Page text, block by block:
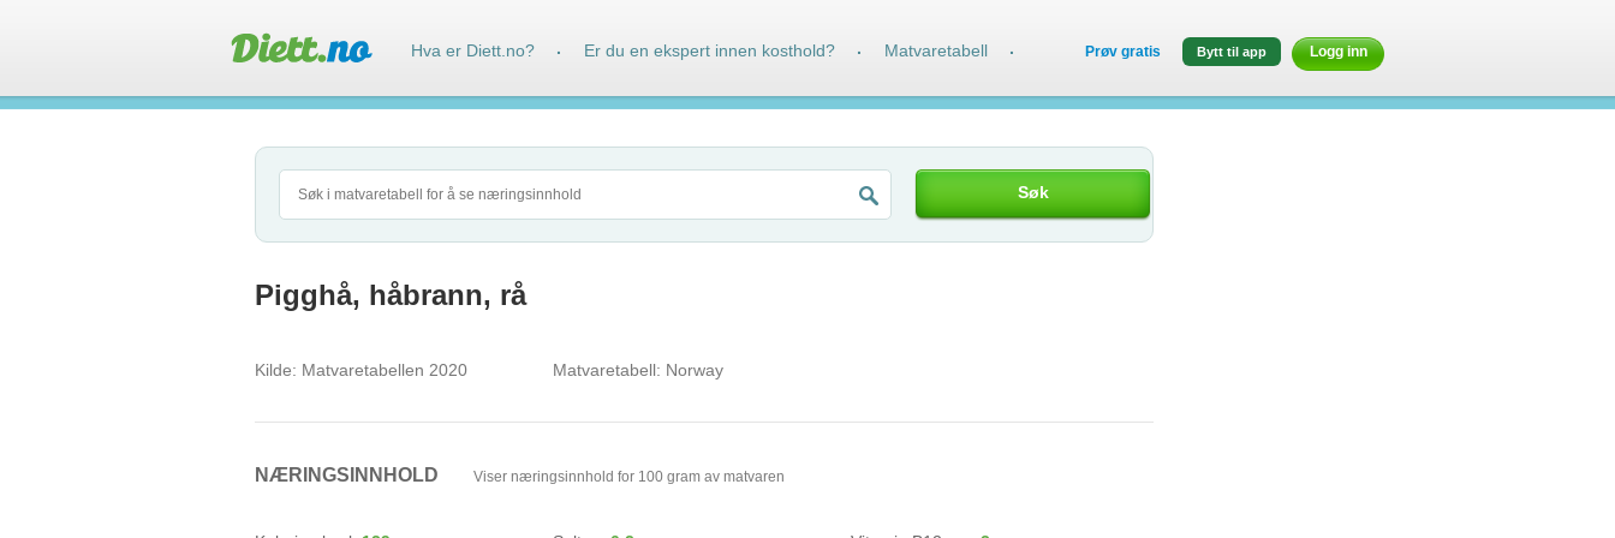
Søk
Pigghå, håbrann, rå
Kilde: Matvaretabellen 2020 Matvaretabell: Norway
NÆRINGSINNHOLD Viser næringsinnhold for 100 gram av matvaren
Hva er Diett.no? · Er du en ekspert innen kosthold? · Matvaretabell · Prøv gratis Bytt til app Logg inn